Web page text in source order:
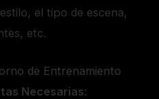
el tipo de escena,
etc.
de Entrenamiento
Necesarias: